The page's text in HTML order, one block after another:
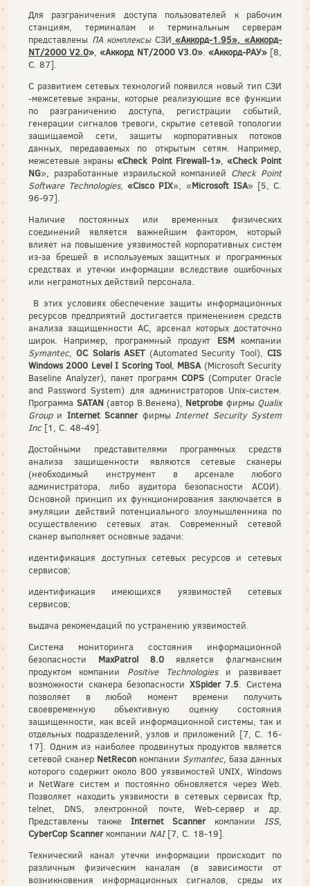
Для разграничения доступа пользователей к рабочим
станциям, терминалам и терминальным серверам
представлены ПА комплексыСЗИ «Аккорд-1.95», «Аккорд-
NT/2000 V2.0», «Аккорд NТ/2000 V3.0». «Аккорд-РАУ»[8,
С. 87].
С развитием сетевых технологий появился новый тип СЗИ
-межсетевые экраны, которые реализующие все функции
по разграничению доступа, регистрации событий,
генерации сигналов тревоги, скрытие сетевой топологии
защищаемой сети, защиты корпоративных потоков
данных, передаваемых по открытым сетям. Например,
межсетевые экраны «Check Point Firewall-1», «Check Point
NG», разработанные израильской компанией Check Point
Software Technologies, «Cisco PIX», «Microsoft ISA» [5, С.
96-97].
Наличие постоянных или временных физических
соединений является важнейшим фактором, который
влияет на повышение уязвимостей корпоративных систем
из-за брешей в используемых защитных и программных
средствах и утечки информации вследствие ошибочных
или неграмотных действий персонала.
В этих условиях обеспечение защиты информационных
ресурсов предприятий достигается применением средств
анализа защищенности АС, арсенал которых достаточно
широк. Например, программный продукт ESMкомпании
Symantec,ОС Solaris ASET(Automated Security Tool),CIS
Windows 2000 Level I Scoring Tool, MBSA(Microsoft Security
Baseline Analyzer), пакет программ COPS (Computer Oracle
and Password System) для администраторов Unix-систем.
Программа SATAN(автор В.Венема), Netprobe фирмы Qualix
Groupи Internet ScannerфирмыInternet Security System
Inc[1, С. 48-49].
Достойными представителями программных средств
анализа защищенности являются сетевые сканеры
(необходимый инструмент в арсенале любого
администратора, либо аудитора безопасности АСОИ).
Основной принцип их функционирования заключается в
эмуляции действий потенциального злоумышленника по
осуществлению сетевых атак. Современный сетевой
сканер выполняет основные задачи:
идентификация доступных сетевых ресурсов и сетевых
сервисов;
идентификация имеющихся уязвимостей сетевых
сервисов;
выдача рекомендаций по устранению уязвимостей.
Система мониторинга состояния информационной
безопасности MaxPatrol 8.0 является флагманским
продуктом компании Positive Technologiesи развивает
возможности сканера безопасности XSpider 7.5. Система
позволяет в любой момент времени получить
своевременную объективную оценку состояния
защищенности, как всей информационной системы, так и
отдельных подразделений, узлов и приложений [7, С. 16-
17]. Одним из наиболее продвинутых продуктов является
сетевой сканер NetRecon компании Symantec, база данных
которого содержит около 800 уязвимостей UNIX, Windows
и NetWare систем и постоянно обновляется через Web.
Позволяет находить уязвимости в сетевых сервисах ftp,
telnet, DNS, электронной почте, Web-сервер и др.
Представлены также Internet ScannerкомпанииISS,
CyberCop Scannerкомпании NAI[7, С. 18-19].
Технический канал утечки информации происходит по
различным физическим каналам (в зависимости от
возникновения информационных сигналов, среды их